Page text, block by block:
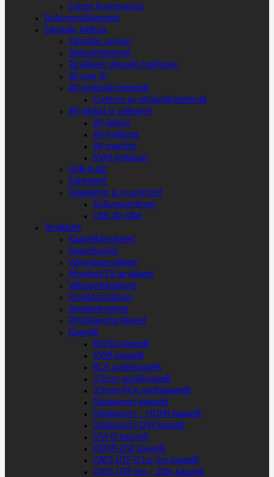
Extron huonevaraus
Dokumenttikamerat
Signaalin hallinta
Signaalin suojaus
Telakointiasemat
Tarvikkeet signaalin hallintaan
AV over IP
AV-ohjausjärjestelmät
Crestron av-ohjausjärjestelmät
AV-jakajat ja valitsimet
AV-jakajat
AV-kytkimet
AV-matriisit
KVM-kytkimet
USB-hubit
Extenderit
Skaalaimet ja muuntimet
Kuitumuuntimet
USB AV-sillat
Tarvikkeet
Kaapelikiinnikkeet
Kaapelisuojat
Valvontatarvikkeet
Monitori/TV tarvikkeet
Videoseinätelineet
Projektoritelineet
Adapterirenkaat
Pöytäkaivotarvikkeet
Kaapelit
RS232-kaapelit
KVM-kaapelit
RCA audiokaapelit
3.5mm audiokaapelit
3.5mm-RCA audiokaapelit
Displayport-kaapelit
Displayport – HDMI kaapelit
Displayport-DVI kaapelit
DVI-D kaapelit
HDMI-DVI kaapelit
CAT6 UTP 0.1m-5m kaapelit
CAT6 UTP 6m – 20m kaapelit